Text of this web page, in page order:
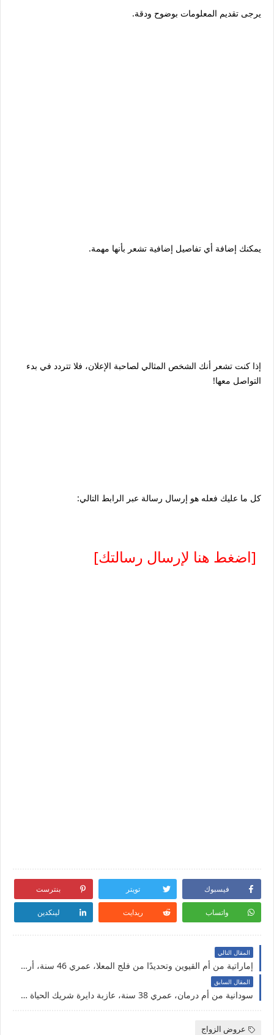
يرجى تقديم المعلومات بوضوح ودقة.
يمكنك إضافة أي تفاصيل إضافية تشعر بأنها مهمة.
إذا كنت تشعر أنك الشخص المثالي لصاحبة الإعلان، فلا تتردد في بدء
التواصل معها!
كل ما عليك فعله هو إرسال رسالة عبر الرابط التالي:
[اضغط هنا لإرسال رسالتك]
فيسبوك تويتر بنترست
واتساب ريدايت لينكدين
المقال التالي
إماراتية من أم القيوين وتحديدًا من فلج المعلا، عمري 46 سنة، أرملة أبحث عن شريك الحياة
المقال السابق
سودانية من أم درمان، عمري 38 سنة، عازبة دايرة شريك الحياة جاد للزواج الحلال
عروض الزواج